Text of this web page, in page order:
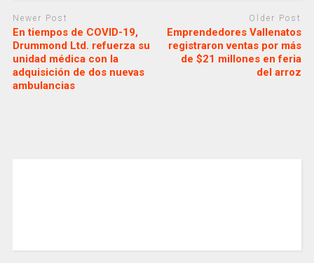
Newer Post
En tiempos de COVID-19,
Drummond Ltd. refuerza su
unidad médica con la
adquisición de dos nuevas
ambulancias
Older Post
Emprendedores Vallenatos
registraron ventas por más
de $21 millones en feria
del arroz